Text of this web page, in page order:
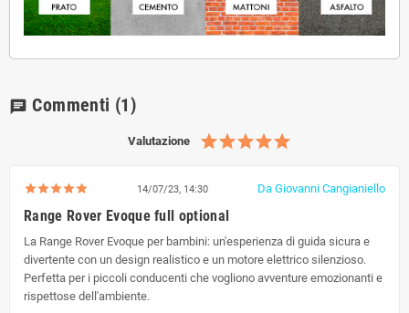
chat Commenti (1)
Valutazione
14/07/23, 14:30 Da Giovanni Cangianiello
Range Rover Evoque full optional
La Range Rover Evoque per bambini: un'esperienza di guida sicura e
divertente con un design realistico e un motore elettrico silenzioso.
Perfetta per i piccoli conducenti che vogliono avventure emozionanti e
rispettose dell'ambiente.